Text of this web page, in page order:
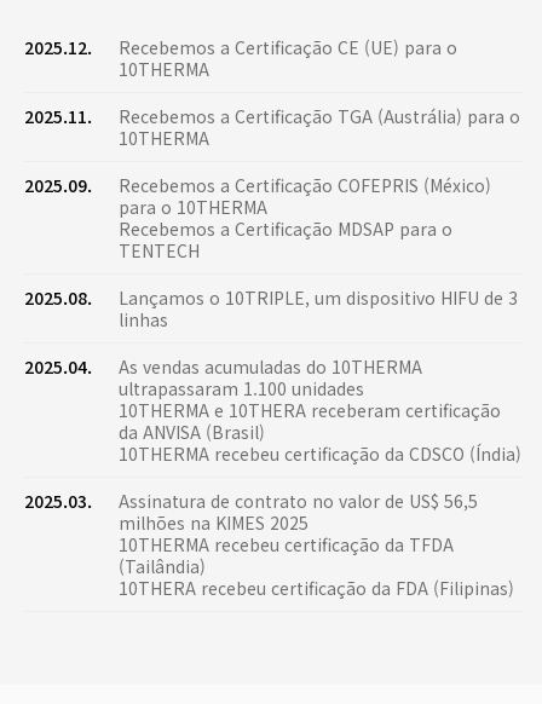
2025.12.
Recebemos a Certificação CE (UE) para o
10THERMA
2025.11.
Recebemos a Certificação TGA (Austrália) para o
10THERMA
2025.09.
Recebemos a Certificação COFEPRIS (México)
para o 10THERMA
Recebemos a Certificação MDSAP para o
TENTECH
2025.08.
Lançamos o 10TRIPLE, um dispositivo HIFU de 3
linhas
2025.04.
As vendas acumuladas do 10THERMA
ultrapassaram 1.100 unidades
10THERMA e 10THERA receberam certificação
da ANVISA (Brasil)
10THERMA recebeu certificação da CDSCO (Índia)
2025.03.
Assinatura de contrato no valor de US$ 56,5
milhões na KIMES 2025
10THERMA recebeu certificação da TFDA
(Tailândia)
10THERA recebeu certificação da FDA (Filipinas)